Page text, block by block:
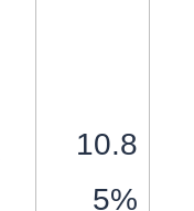
10.8
5%